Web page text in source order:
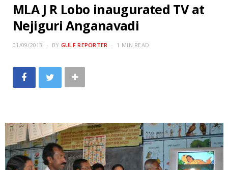
MLA J R Lobo inaugurated TV at
Nejiguri Anganavadi
01/09/2013 BY GULF REPORTER 1 MIN READ